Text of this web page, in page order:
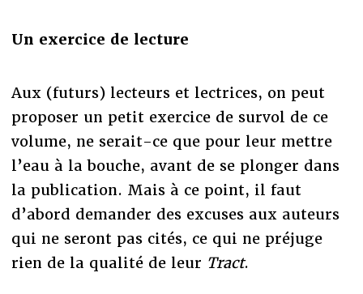
Un exercice de lecture
Aux (futurs) lecteurs et lectrices, on peut
proposer un petit exercice de survol de ce
volume, ne serait-ce que pour leur mettre
l’eau à la bouche, avant de se plonger dans
la publication. Mais à ce point, il faut
d’abord demander des excuses aux auteurs
qui ne seront pas cités, ce qui ne préjuge
rien de la qualité de leur Tract.